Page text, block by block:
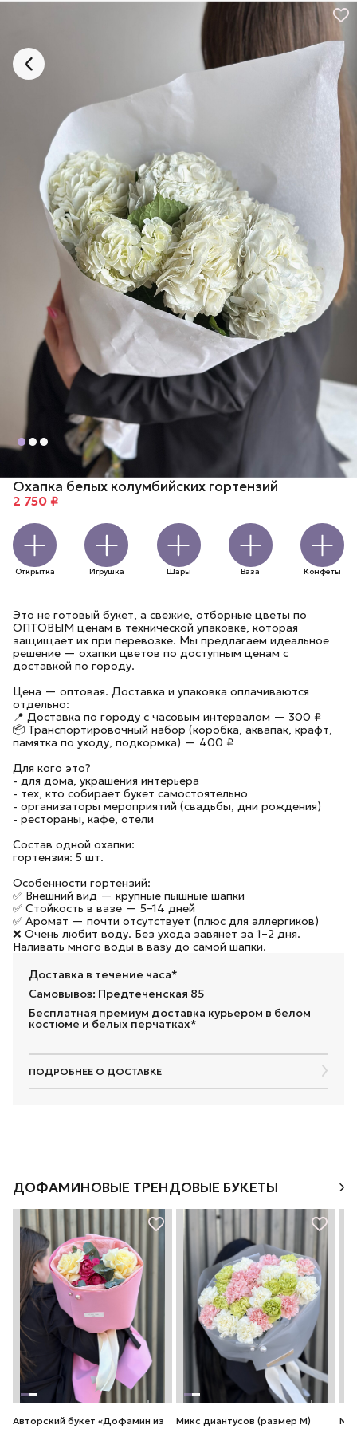
Охапка белых колумбийских гортензий
2 750 ₽
Открытка Игрушка Шары Ваза Конфеты
Это не готовый букет, а свежие, отборные цветы по
ОПТОВЫМ ценам в технической упаковке, которая
защищает их при перевозке. Мы предлагаем идеальное
решение — охапки цветов по доступным ценам с
доставкой по городу.
Цена — оптовая. Доставка и упаковка оплачиваются
отдельно:
📍 Доставка по городу с часовым интервалом — 300 ₽
📦 Транспортировочный набор (коробка, аквапак, крафт,
памятка по уходу, подкормка) — 400 ₽
Для кого это?
- для дома, украшения интерьера
- тех, кто собирает букет самостоятельно
- организаторы мероприятий (свадьбы, дни рождения)
- рестораны, кафе, отели
Состав одной охапки:
гортензия: 5 шт.
Особенности гортензий:
✅ Внешний вид — крупные пышные шапки
✅ Стойкость в вазе — 5–14 дней
✅ Аромат — почти отсутствует (плюс для аллергиков)
❌ Очень любит воду. Без ухода завянет за 1–2 дня.
Наливать много воды в вазу до самой шапки.
Доставка в течение часа*
Самовывоз: Предтеченская 85
Бесплатная премиум доставка курьером в белом
костюме и белых перчатках*
ПОДРОБНЕЕ О ДОСТАВКЕ
ДОФАМИНОВЫЕ ТРЕНДОВЫЕ БУКЕТЫ
Авторский букет «Дофамин из
Микс диантусов (размер М)